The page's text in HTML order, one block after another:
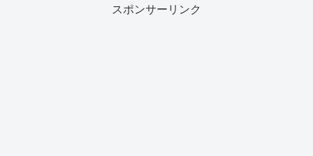
スポンサーリンク